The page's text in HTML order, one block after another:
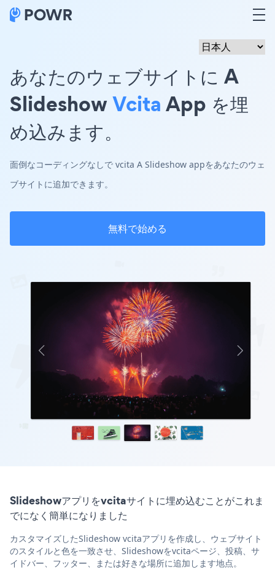
あなたのウェブサイトに A
SlideshowVcitaApp を埋
め込みます。
面倒なコーディングなしで vcita A Slideshow appをあなたのウェ
ブサイトに追加できます。
無料で始める
Slideshowアプリをvcitaサイトに埋め込むことがこれま
でになく簡単になりました
カスタマイズしたSlideshow vcitaアプリを作成し、ウェブサイト
のスタイルと色を一致させ、Slideshowをvcitaページ、投稿、サ
イドバー、フッター、または好きな場所に追加します地点。